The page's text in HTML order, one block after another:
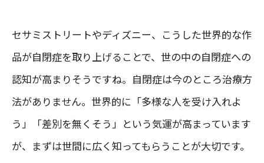
セサミストリートやディズニー、こうした世界的な作
品が自閉症を取り上げることで、世の中の自閉症への
認知が高まりそうですね。自閉症は今のところ治療方
法がありません。世界的に「多様な人を受け入れよ
う」「差別を無くそう」という気運が高まっています
が、まずは世間に広く知ってもらうことが大切です。